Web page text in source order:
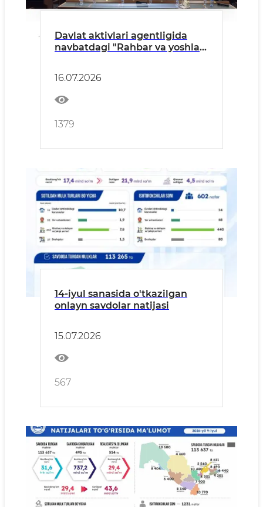
Davlat aktivlari agentligida
navbatdagi "Rahbar va yoshlar"
16.07.2026
1379
14-iyul sanasida o'tkazilgan
onlayn savdolar natijasi
15.07.2026
567